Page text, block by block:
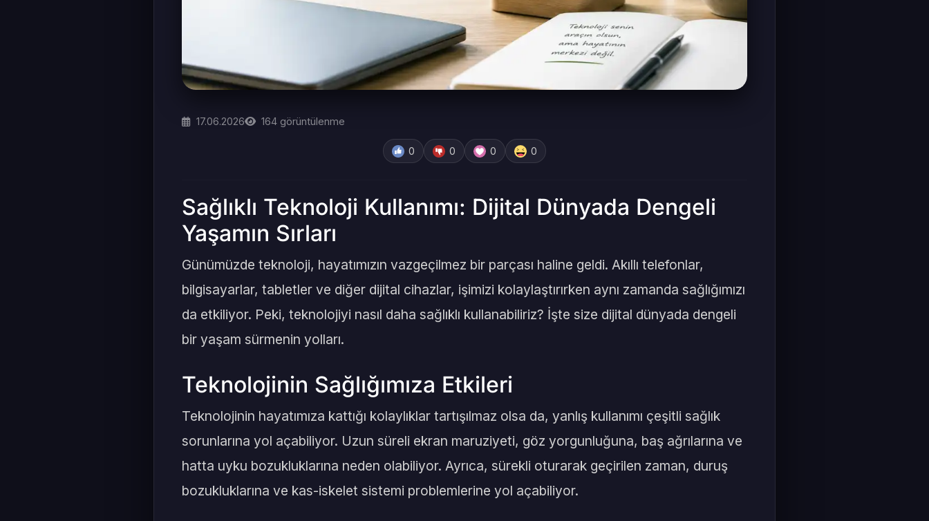
17.06.2026 164 görüntülenme
0 0 0 0
Sağlıklı Teknoloji Kullanımı: Dijital Dünyada Dengeli
Yaşamın Sırları
Günümüzde teknoloji, hayatımızın vazgeçilmez bir parçası haline geldi. Akıllı telefonlar,
bilgisayarlar, tabletler ve diğer dijital cihazlar, işimizi kolaylaştırırken aynı zamanda sağlığımızı
da etkiliyor. Peki, teknolojiyi nasıl daha sağlıklı kullanabiliriz? İşte size dijital dünyada dengeli
bir yaşam sürmenin yolları.
Teknolojinin Sağlığımıza Etkileri
Teknolojinin hayatımıza kattığı kolaylıklar tartışılmaz olsa da, yanlış kullanımı çeşitli sağlık
sorunlarına yol açabiliyor. Uzun süreli ekran maruziyeti, göz yorgunluğuna, baş ağrılarına ve
hatta uyku bozukluklarına neden olabiliyor. Ayrıca, sürekli oturarak geçirilen zaman, duruş
bozukluklarına ve kas-iskelet sistemi problemlerine yol açabiliyor.